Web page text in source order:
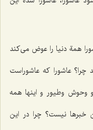
همة دنیا را عوض می‌كند
چرا؟ عاشورا كه عاشوراست
وحوش وطیور و اینها همه
خبرها نیست؟ چرا در این